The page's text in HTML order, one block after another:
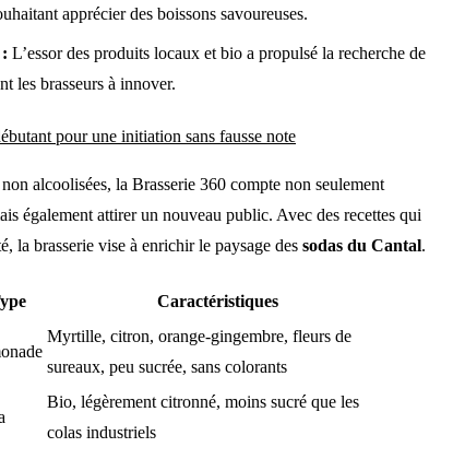
apprécier des boissons savoureuses.
L’essor des produits locaux et bio a propulsé la recherche de
les brasseurs à innover.
pour une initiation sans fausse note
alcoolisées, la Brasserie 360 compte non seulement
également attirer un nouveau public. Avec des recettes qui
la brasserie vise à enrichir le paysage des sodas du Cantal.
Caractéristiques
Myrtille, citron, orange-gingembre, fleurs de
sureaux, peu sucrée, sans colorants
Bio, légèrement citronné, moins sucré que les
colas industriels